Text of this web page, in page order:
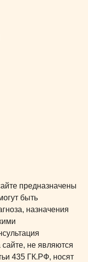
предназначены
быть
назначения
не являются
435 ГК.РФ, носят